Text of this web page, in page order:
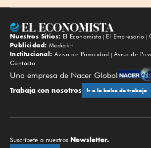
Nuestros Sitios: El Economista El Empresario
Publicidad: Mediakit
Institucional: Aviso de Privacidad
Aviso de
Contacto
Una empresa de Nacer Global
Trabaja con nosotros Ir a la bolsa de trabajo
Suscríbete a nuestros Newsletter.